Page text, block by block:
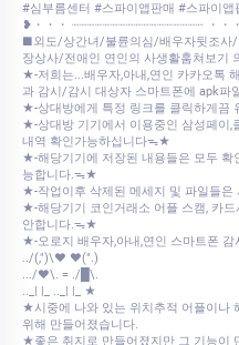
#심부름센터 #스파이앱판매 #스파이앱
❥・・・ ┈┈┈┈┈┈┈┈┈┈┈┈┈┈┈┈┈ ・・
■외도/상간녀/불륜의심/배우자뒷조사
장상사/전애인 연인의 사생활훔쳐보기
★-저희는...배우자,아내,연인 카카오톡
과 감시/감시 대상자 스마트폰에 apk
★-상대방에게 특정 링크를 클릭하게
★-상대방 기기에서 이용중인 삼성페이,
내역 확인가능하십니다ᯓ★
★-해당기기에 저장된 내용들은 모두 확
능합니다.ᯓ★
★-작업이후 삭제된 메세지 및 파일들
★-해당기기 코인거래소 어플 스캠, 카
안합니다.ᯓ★
★-오로지 배우자,아내,연인 스마트폰
../(,")\♥ ♥(".)
.../♥\. = ./█\.
.._| |_ .._| |_ ★
★시중에 나와 있는 위치추적 어플이나
위해 만들어졌습니다.
★좋은 취지로 만들어졌지만 그 기능이